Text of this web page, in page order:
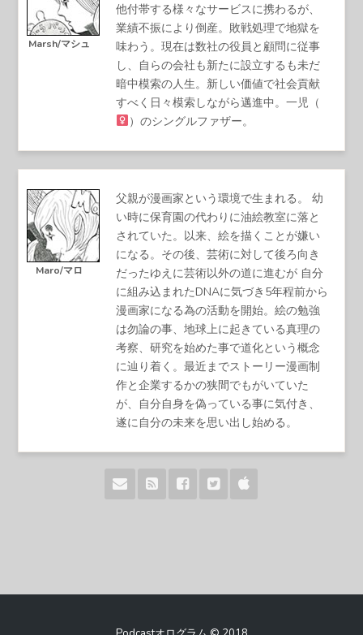
Marsh/マシュ
他付帯する様々なサービスに携わるが、
業績不振により倒産。敗戦処理で地獄を
味わう。現在は数社の役員と顧問に従事
し、自らの会社も新たに設立するも未だ
暗中模索の人生。新しい価値で社会貢献
すべく日々模索しながら邁進中。一児（
）のシングルファザー。
Maro/マロ
父親が漫画家という環境で生まれる。 幼
い時に保育園の代わりに油絵教室に落と
されていた。以来、絵を描くことが嫌い
になる。その後、芸術に対して後ろ向き
だったゆえに芸術以外の道に進むが 自分
に組み込まれたDNAに気づき5年程前から
漫画家になる為の活動を開始。絵の勉強
は勿論の事、地球上に起きている真理の
考察、研究を始めた事で道化という概念
に辿り着く。最近までストーリー漫画制
作と企業するかの狭間でもがいていた
が、自分自身を偽っている事に気付き、
遂に自分の未来を思い出し始める。